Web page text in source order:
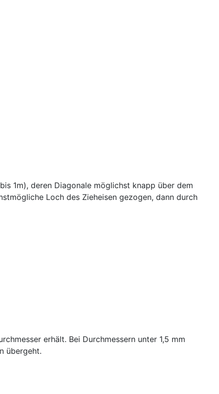
1m), deren Diagonale möglichst knapp über dem
Loch des Zieheisen gezogen, dann durch
erhält. Bei Durchmessern unter 1,5 mm
übergeht.